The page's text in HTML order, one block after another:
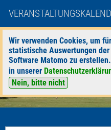
Wir verwenden Cookies, um
statistische Auswertungen
Software Matomo zu
in unserer
Nein, bitte nicht